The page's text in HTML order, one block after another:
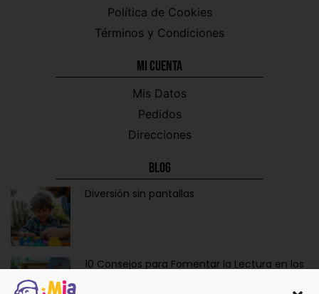
Política de Cookies
Términos y Condiciones
Mi CUENTA
Mis Datos
Pedidos
Direcciones
Blog
Diversión sin pantallas
10 Consejos para Fomentar la Lectura en los